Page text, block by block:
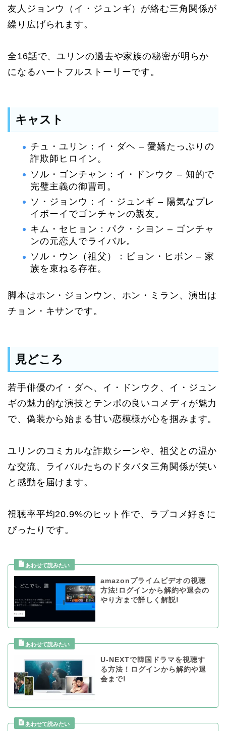
友人ジョンウ（イ・ジュンギ）が絡む三角関係が
繰り広げられます。
全16話で、ユリンの過去や家族の秘密が明らか
になるハートフルストーリーです。
キャスト
チュ・ユリン：イ・ダヘ – 愛嬌たっぷりの
詐欺師ヒロイン。
ソル・ゴンチャン：イ・ドンウク – 知的で
完璧主義の御曹司。
ソ・ジョンウ：イ・ジュンギ – 陽気なプレ
イボーイでゴンチャンの親友。
キム・セヒョン：パク・シヨン – ゴンチャ
ンの元恋人でライバル。
ソル・ウン（祖父）：ピョン・ヒボン – 家
族を束ねる存在。
脚本はホン・ジョンウン、ホン・ミラン、演出は
チョン・キサンです。
見どころ
若手俳優のイ・ダヘ、イ・ドンウク、イ・ジュン
ギの魅力的な演技とテンポの良いコメディが魅力
で、偽装から始まる甘い恋模様が心を掴みます。
ユリンのコミカルな詐欺シーンや、祖父との温か
な交流、ライバルたちのドタバタ三角関係が笑い
と感動を届けます。
視聴率平均20.9%のヒット作で、ラブコメ好きに
ぴったりです。
amazonプライムビデオの視聴
方法!ログインから解約や退会の
やり方まで詳しく解説!
U-NEXTで韓国ドラマを視聴す
る方法！ログインから解約や退
会まで!